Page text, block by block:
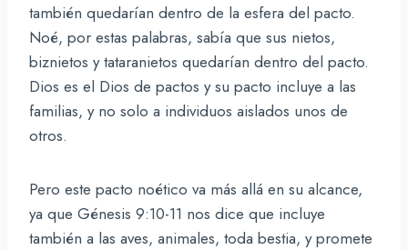
también quedarían dentro de la esfera del pacto.
Noé, por estas palabras, sabía que sus nietos,
biznietos y tataranietos quedarían dentro del pacto.
Dios es el Dios de pactos y su pacto incluye a las
familias, y no solo a individuos aislados unos de
otros.
Pero este pacto noético va más allá en su alcance,
ya que Génesis 9:10-11 nos dice que incluye
también a las aves, animales, toda bestia, y promete